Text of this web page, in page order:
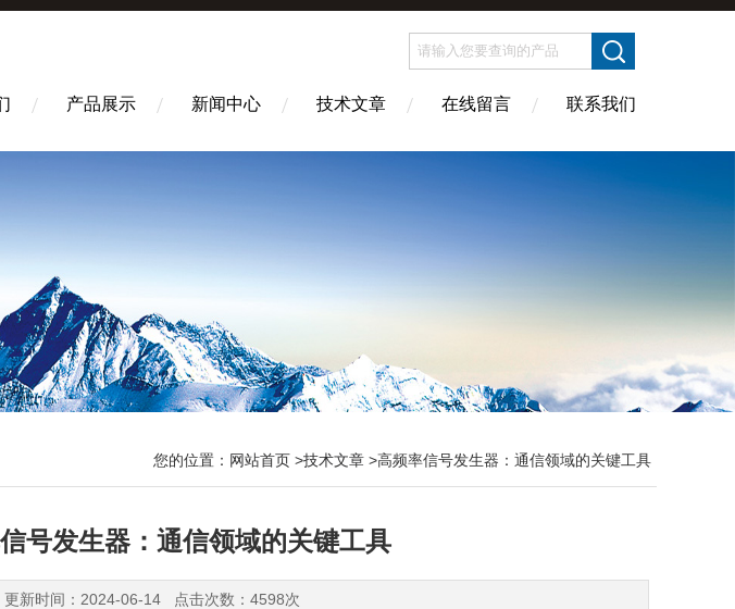
产品展示 新闻中心 技术文章 在线留言 联系我们
您的位置： 网站首页 >技术文章 >高频率信号发生器：通信领域的关键工具
号发生器：通信领域的关键工具
更新时间：2024-06-14 点击次数：4598次